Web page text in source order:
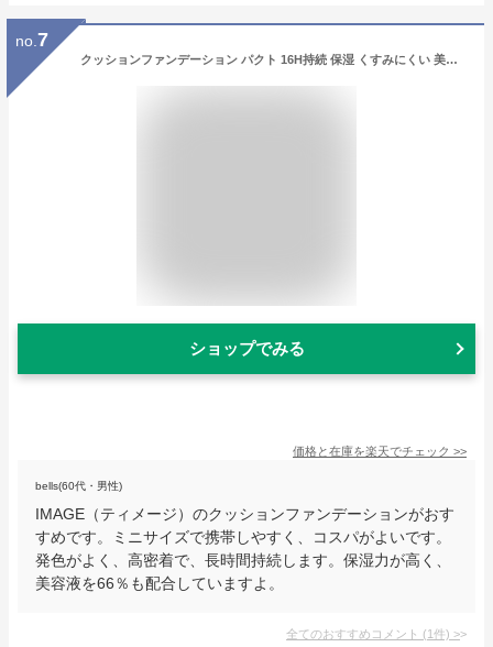
no. 7
クッションファンデーション パクト 16H持続 保湿 くすみにくい 美容液66％配合 植物エッセンス ナチュラルカバー ツヤ肌 マット肌 軽やか 密着 カラバリ3色 通常版＆ミニサイズ ギフトにも最適 TIMAGE ティメージ 公式 正規品
ショップでみる
価格と在庫を楽天でチェック >>
bells(60代・男性)
IMAGE（ティメージ）のクッションファンデーションがおす
すめです。ミニサイズで携帯しやすく、コスパがよいです。
発色がよく、高密着で、長時間持続します。保湿力が高く、
美容液を66％も配合していますよ。
全てのおすすめコメント (1件) >